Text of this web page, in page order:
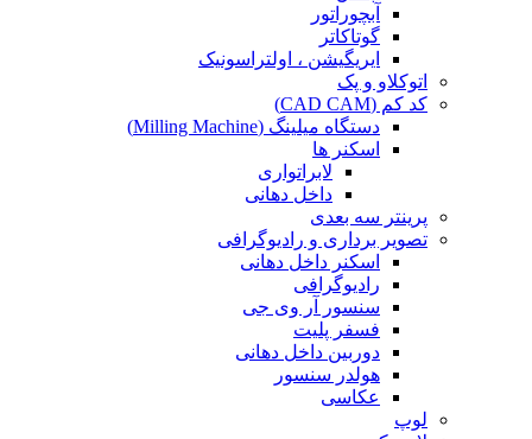
آبچوراتور
گوتاکاتر
ایریگیشن ، اولتراسونیک
اتوکلاو و پک
کد کم (CAD CAM)
دستگاه میلینگ (Milling Machine)
اسکنر ها
لابراتواری
داخل دهانی
پرینتر سه بعدی
تصویر برداری و رادیوگرافی
اسکنر داخل دهانی
رادیوگرافی
سنسور آر وی جی
فسفر پلیت
دوربین داخل دهانی
هولدر سنسور
عکاسی
لوپ